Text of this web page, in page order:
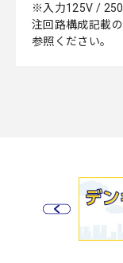
※入力125V /
注回路構成記載
参照ください。